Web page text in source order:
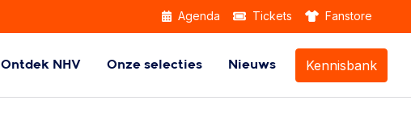
Agenda Tickets Fanstore
Ontdek NHV Onze selecties Nieuws Kennisbank